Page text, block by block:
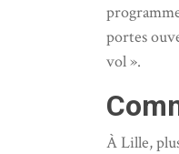
portes
vol ».
À Lille,